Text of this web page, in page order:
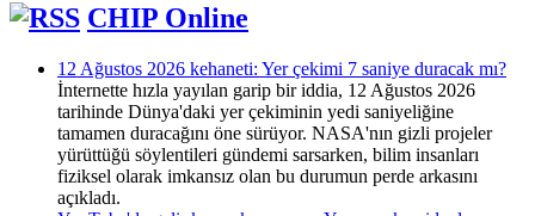
CHIP Online
12 Ağustos 2026 kehaneti: Yer çekimi 7 saniye duracak mı?
İnternette hızla yayılan garip bir iddia, 12 Ağustos 2026
tarihinde Dünya'daki yer çekiminin yedi saniyeliğine
tamamen duracağını öne sürüyor. NASA'nın gizli projeler
yürüttüğü söylentileri gündemi sarsarken, bilim insanları
fiziksel olarak imkansız olan bu durumun perde arkasını
açıkladı.